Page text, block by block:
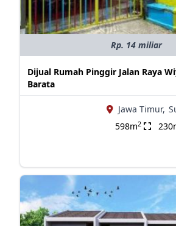
Rp. 14 miliar
Dijual Rumah Pinggir Jalan Raya
Barata
Jawa Timur,
598m2